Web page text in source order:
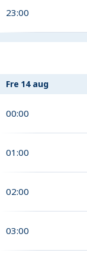
23:00
Fre 14 aug
00:00
01:00
02:00
03:00